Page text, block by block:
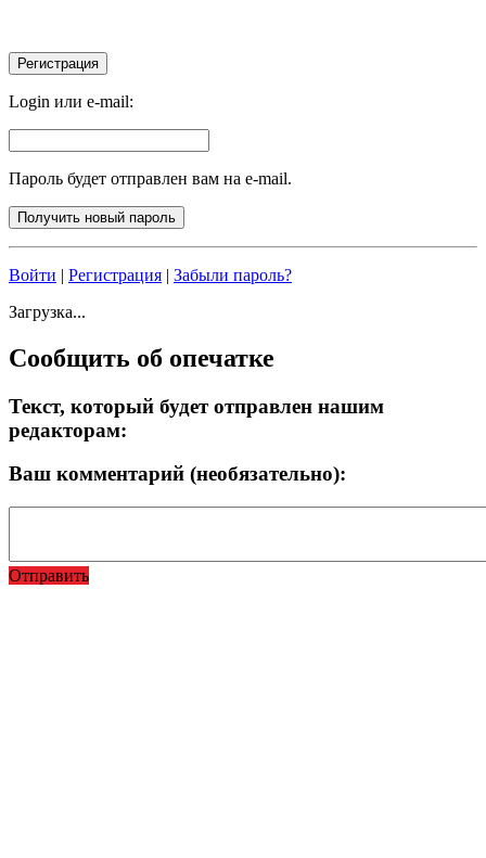
Login или e-mail:
Пароль будет отправлен вам на e-mail.
Войти | Регистрация | Забыли пароль?
Загрузка...
Сообщить об опечатке
Текст, который будет отправлен нашим
редакторам:
Ваш комментарий (необязательно):
Отправить